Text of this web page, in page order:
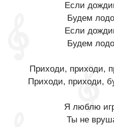
Если
Будем
Если
Будем
Приходи, приходи,
Приходи, приходи,
Я люблю
Ты не